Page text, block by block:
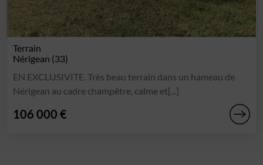
Terrain
Nérigean (33)
EN EXCLUSIVITE. Très beau terrain dans un hameau de
Nérigean au cadre champêtre, calme et[...]
106 000 €